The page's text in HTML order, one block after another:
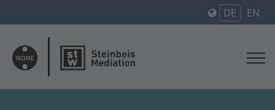
DE EN